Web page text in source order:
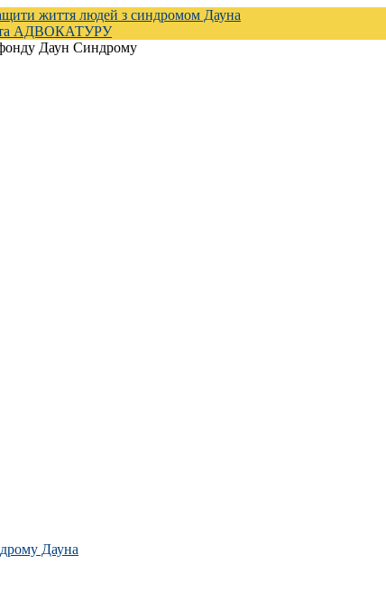
життя людей з синдромом Дауна
АДВОКАТУРУ
Дауна